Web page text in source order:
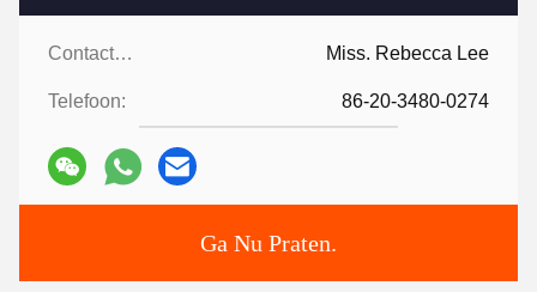
Contactpersonen: Miss. Rebecca Lee
Telefoon: 86-20-3480-0274
Ga Nu Praten.